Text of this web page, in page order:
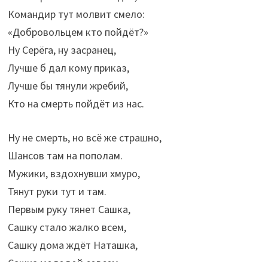
Командир тут молвит смело:
«Добровольцем кто пойдёт?»
Ну Серёга, ну засранец,
Лучше б дал кому приказ,
Лучше бы тянули жребий,
Кто на смерть пойдёт из нас.
Ну не смерть, но всё же страшно,
Шансов там на пополам.
Мужики, вздохнувши хмуро,
Тянут руки тут и там.
Первым руку тянет Сашка,
Сашку стало жалко всем,
Сашку дома ждёт Наташка,